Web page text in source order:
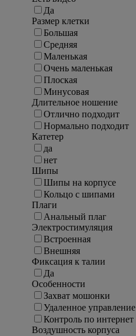
Да
Размер клетки
Большая
Средняя
Маленькая
Очень маленькая
Плоская
Минусовая
Длительное ношение
Отлично подходит
Нормально подходит
Катетер
да
нет
Шипы
Шипы на корпусе
Кольцо с шипами
Плаги
Анальный плаг
Электростимуляция
Встроенная
Внешняя
Фиксация к талии
Да
Особенности
Захват мошонки
Удаленное управление
Контроль по интернет
Воздушность корпуса